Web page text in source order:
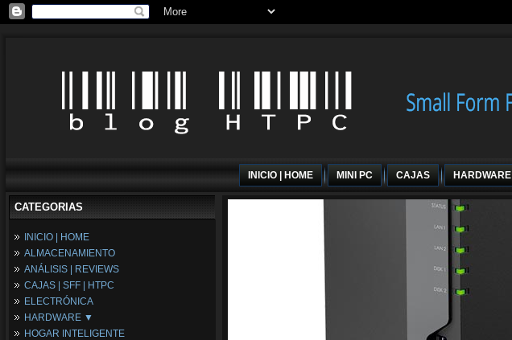
INICIO | HOME MINI PC CAJAS HARDWARE
CATEGORIAS
INICIO | HOME
ALMACENAMIENTO
ANÁLISIS | REVIEWS
CAJAS | SFF | HTPC
ELECTRÓNICA
HARDWARE ▼
Fuentes de Alimentación
HOGAR INTELIGENTE